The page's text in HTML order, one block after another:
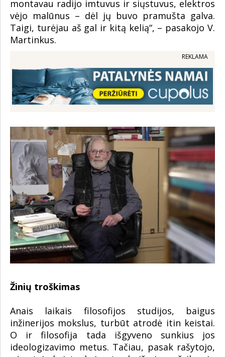
montavau radijo imtuvus ir siųstuvus, elektros
vėjo malūnus – dėl jų buvo pramušta galva.
Taigi, turėjau aš gal ir kitą kelią“, – pasakojo V.
Martinkus.
REKLAMA
Žinių troškimas
Anais laikais filosofijos studijos, baigus
inžinerijos mokslus, turbūt atrodė itin keistai.
O ir filosofija tada išgyveno sunkius jos
ideologizavimo metus. Tačiau, pasak rašytojo,